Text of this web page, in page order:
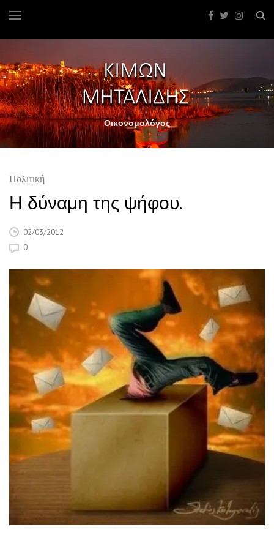
Οικονομολόγος
Πολιτική
Η δύναμη της ψήφου.
02/03/2012
0